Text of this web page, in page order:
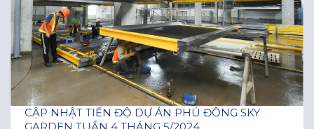
CẬP NHẬT TIẾN ĐỘ DỰ ÁN PHÚ ĐÔNG SKY